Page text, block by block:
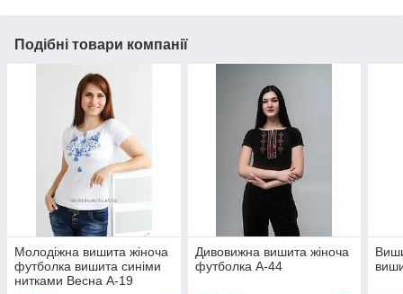
Подібні товари компанії
Молодіжна вишита жіноча
футболка вишита синіми
нитками Весна А-19
Дивовижна вишита жіноча
футболка А-44